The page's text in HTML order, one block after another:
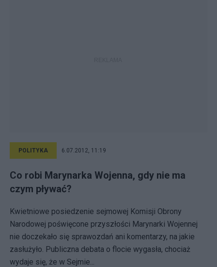
POLITYKA 6.07.2012, 11:19
Co robi Marynarka Wojenna, gdy nie ma
czym pływać?
Kwietniowe posiedzenie sejmowej Komisji Obrony
Narodowej poświęcone przyszłości Marynarki Wojennej
nie doczekało się sprawozdań ani komentarzy, na jakie
zasłużyło. Publiczna debata o flocie wygasła, chociaż
wydaje się, że w Sejmie...